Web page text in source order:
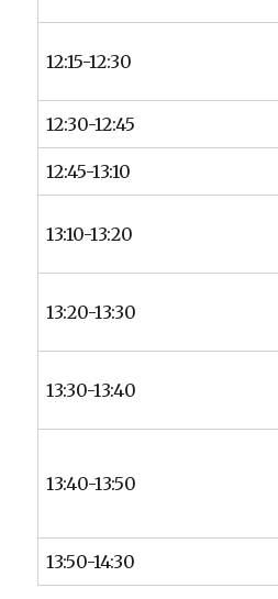
12:15-12:30
12:30-12:45
12:45-13:10
13:10-13:20
13:20-13:30
13:30-13:40
13:40-13:50
13:50-14:30